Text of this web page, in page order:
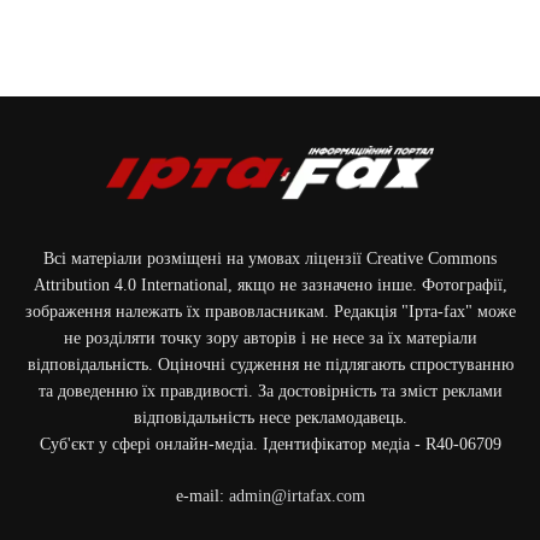
Всі матеріали розміщені на умовах ліцензії Creative Commons
Attribution 4.0 International, якщо не зазначено інше. Фотографії,
зображення належать їх правовласникам. Редакція "Ірта-fax" може
не розділяти точку зору авторів і не несе за їх матеріали
відповідальність. Оціночні судження не підлягають спростуванню
та доведенню їх правдивості. За достовірність та зміст реклами
відповідальність несе рекламодавець.
Cуб'єкт у сфері онлайн-медіа. Ідентифікатор медіа - R40-06709
e-mail: admin@irtafax.com